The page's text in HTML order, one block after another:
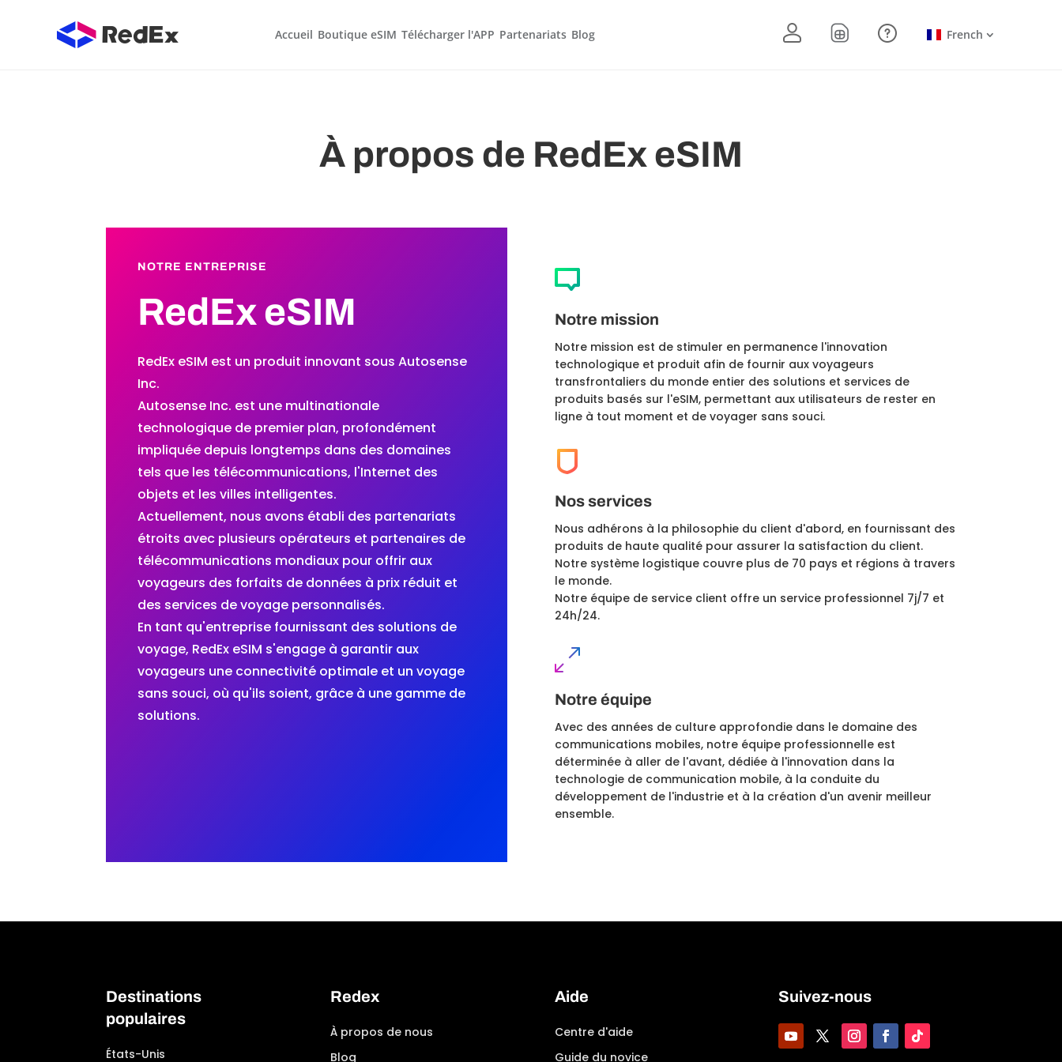
Accueil Boutique eSIM Télécharger l'APP Partenariats Blog French
À propos de RedEx eSIM
NOTRE ENTREPRISE
RedEx eSIM
RedEx eSIM est un produit innovant sousAutosense
Inc.
Autosense Inc. est une multinationale
technologique de premier plan, profondément
impliquée depuis longtemps dans des domaines
tels que les télécommunications, l'Internet des
objets et les villes intelligentes.
Actuellement, nous avons établi des partenariats
étroits avec plusieurs opérateurs et partenaires de
télécommunications mondiaux pour offrir aux
voyageurs des forfaits de données à prix réduit et
des services de voyage personnalisés.
En tant qu'entreprise fournissant des solutions de
voyage, RedEx eSIM s'engage à garantir aux
voyageurs une connectivité optimale et un voyage
sans souci, où qu'ils soient, grâce à une gamme de
solutions.
Notre mission
Notre mission est de stimuler en permanence l'innovation
technologique et produit afin de fournir aux voyageurs
transfrontaliers du monde entier des solutions et services de
produits basés sur l'eSIM, permettant aux utilisateurs de rester en
ligne à tout moment et de voyager sans souci.
Nos services
Nous adhérons à la philosophie du client d'abord, en fournissant des
produits de haute qualité pour assurer la satisfaction du client.
Notre système logistique couvre plus de 70 pays et régions à travers
le monde.
Notre équipe de service client offre un service professionnel 7j/7 et
24h/24.
Notre équipe
Avec des années de culture approfondie dans le domaine des
communications mobiles, notre équipe professionnelle est
déterminée à aller de l'avant, dédiée à l'innovation dans la
technologie de communication mobile, à la conduite du
développement de l'industrie et à la création d'un avenir meilleur
ensemble.
Destinations
populaires
États-Unis
Redex
À propos de nous
Blog
Aide
Centre d'aide
Guide du novice
Suivez-nous